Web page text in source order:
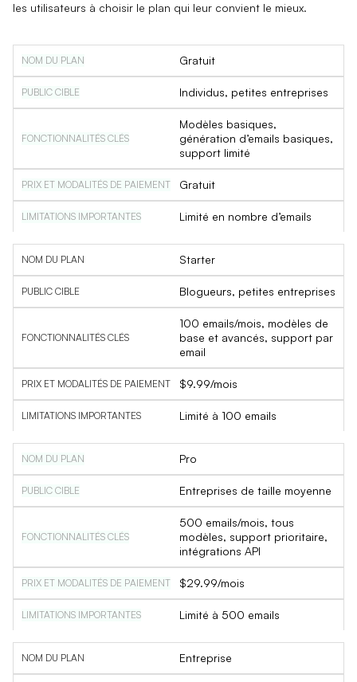
les utilisateurs à choisir le plan qui leur convient le mieux.
Gratuit
Individus, petites entreprises
Modèles basiques,
génération d’emails basiques,
support limité
Gratuit
Limité en nombre d’emails
Starter
Blogueurs, petites entreprises
100 emails/mois, modèles de
base et avancés, support par
email
$9.99/mois
Limité à 100 emails
Pro
Entreprises de taille moyenne
500 emails/mois, tous
modèles, support prioritaire,
intégrations API
$29.99/mois
Limité à 500 emails
Entreprise